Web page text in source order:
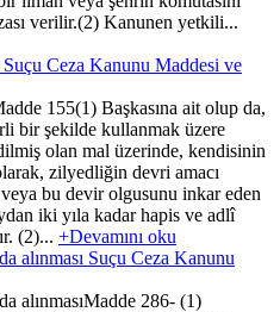
verilir.(2) Kanunen yetkili...
Ceza Kanunu Maddesi ve
155(1) Başkasına ait olup da,
bir şekilde kullanmak üzere
olan mal üzerinde, kendisinin
zilyedliğin devri amacı
veya bu devir olgusunu inkar eden
iki yıla kadar hapis ve adlî
(2)... +Devamını oku
alınması Suçu Ceza Kanunu
alınmasıMadde 286- (1)